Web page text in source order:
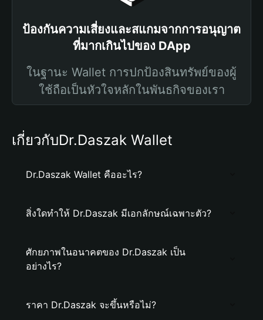
ป้องกันความเสี่ยงและสแกมจากการอนุญาต
ที่มากเกินไปของ DApp
ในฐานะ Wallet การปกป้องสินทรัพย์ของผู้
ใช้ถือเป็นหัวใจหลักในพันธกิจของเรา
เกี่ยวกับDr.Daszak Wallet
Dr.Daszak Wallet คืออะไร?
สิ่งใดทำให้ Dr.Daszak มีเอกลักษณ์เฉพาะตัว?
ศักยภาพในอนาคตของ Dr.Daszak เป็น
อย่างไร?
ราคา Dr.Daszak จะขึ้นหรือไม่?